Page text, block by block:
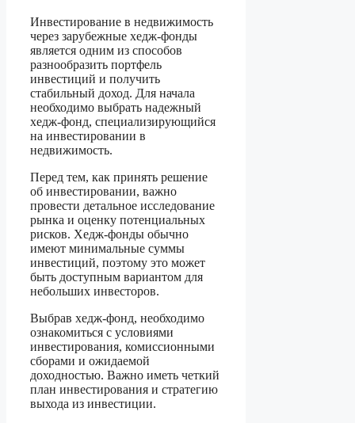
Инвестирование в недвижимость
через зарубежные хедж-фонды
является одним из способов
разнообразить портфель
инвестиций и получить
стабильный доход. Для начала
необходимо выбрать надежный
хедж-фонд, специализирующийся
на инвестировании в
недвижимость.
Перед тем, как принять решение
об инвестировании, важно
провести детальное исследование
рынка и оценку потенциальных
рисков. Хедж-фонды обычно
имеют минимальные суммы
инвестиций, поэтому это может
быть доступным вариантом для
небольших инвесторов.
Выбрав хедж-фонд, необходимо
ознакомиться с условиями
инвестирования, комиссионными
сборами и ожидаемой
доходностью. Важно иметь четкий
план инвестирования и стратегию
выхода из инвестиции.